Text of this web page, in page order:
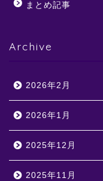
まとめ記事
Archive
2026年2月
2026年1月
2025年12月
2025年11月